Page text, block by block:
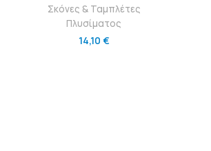
Σκόνες & Ταμπλέτες
Πλυσίματος
14,10 €